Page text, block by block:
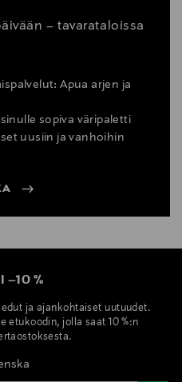
– tavarataloissa
Apua arjen ja
sopiva väripaletti
uusiin ja vanhoihin
–10 %
ja ajankohtaiset uutuudet.
etukoodin, jolla saat 10 %:n